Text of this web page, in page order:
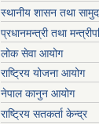
स्थानीय शासन तथा
प्रधानमन्त्री तथा
लोक सेवा आयोग
राष्ट्रिय योजना आयोग
नेपाल कानुन आयोग
राष्ट्रिय सतकर्ता केन्द्र